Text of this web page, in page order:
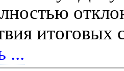
...